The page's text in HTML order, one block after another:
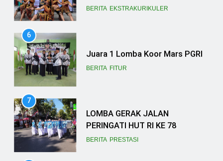
BERITA EKSTRAKURIKULER
6
Juara 1 Lomba Koor Mars PGRI
BERITA FITUR
7
LOMBA GERAK JALAN
PERINGATI HUT RI KE 78
BERITA PRESTASI